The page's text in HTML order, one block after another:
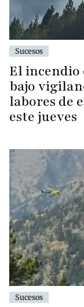
Sucesos
El incendio
bajo
labores de
este jueves
Sucesos